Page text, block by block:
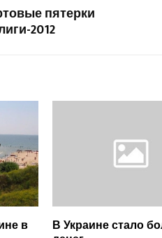
пятерки
2012
в В Украине стало